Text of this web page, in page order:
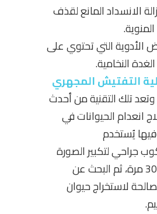
الانسداد المانع لقذف
التي تحتوي على
النخامية.
التفتيش المجهري
وتعد تلك التقنية من أحدث
انعدام الحيوانات في
يُستخدم
جراحي لتكبير الصورة
لأكثر من 30 مرة، ثم البحث عن
لاستخراج حيوان